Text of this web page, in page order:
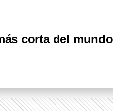
corta del mundo